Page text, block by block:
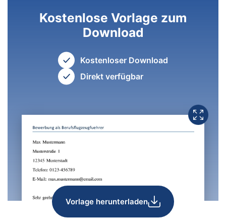
Kostenlose Vorlage zum
Download
Kostenloser Download
Direkt verfügbar
Vorlage herunterladen